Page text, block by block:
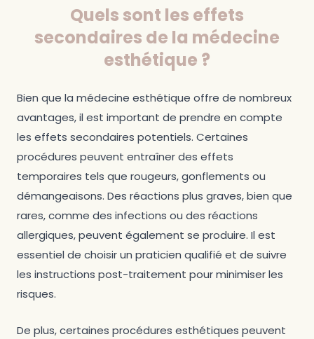
Quels sont les effets
secondaires de la médecine
esthétique ?
Bien que la médecine esthétique offre de nombreux
avantages, il est important de prendre en compte
les effets secondaires potentiels. Certaines
procédures peuvent entraîner des effets
temporaires tels que rougeurs, gonflements ou
démangeaisons. Des réactions plus graves, bien que
rares, comme des infections ou des réactions
allergiques, peuvent également se produire. Il est
essentiel de choisir un praticien qualifié et de suivre
les instructions post-traitement pour minimiser les
risques.
De plus, certaines procédures esthétiques peuvent